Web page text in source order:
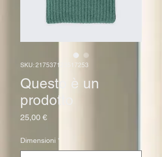
SKU: 217537123517253
Questo è un
prodotto
25,00 €Prezzo
Dimensioni *